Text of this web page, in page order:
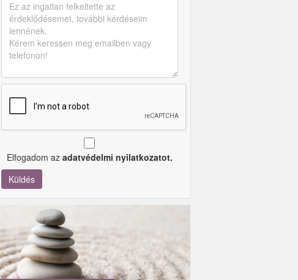
Elfogadom az adatvédelmi nyilatkozatot.
Küldés